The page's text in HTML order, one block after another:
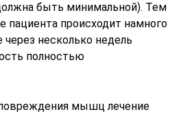
быть минимальной). Тем
происходит намного
несколько недель
полностью
мышц лечение